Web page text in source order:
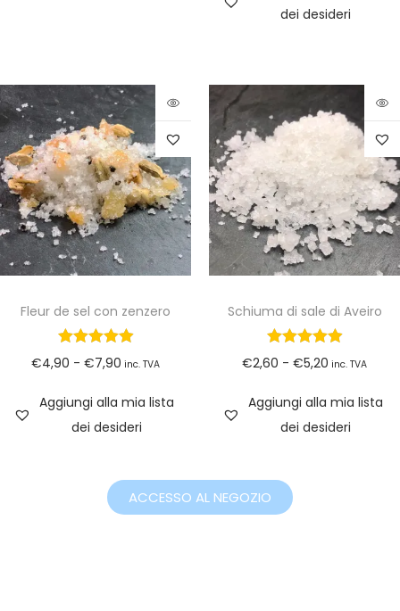
dei desideri
Fleur de sel con zenzero
€4,90 - €7,90 inc. TVA
Aggiungi alla mia lista
dei desideri
Schiuma di sale di Aveiro
€2,60 - €5,20 inc. TVA
Aggiungi alla mia lista
dei desideri
ACCESSO AL NEGOZIO